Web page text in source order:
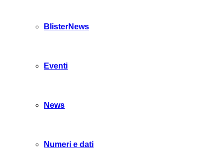
BlisterNews
Eventi
News
Numeri e dati